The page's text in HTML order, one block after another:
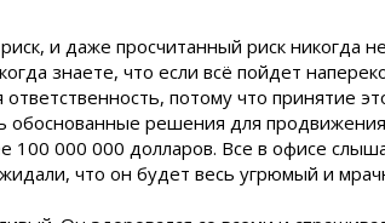
и даже просчитанный риск никогда
знаете, что если всё пойдет
потому что принятие
обоснованные решения для
100 000 000 долларов. Все в офисе
что он будет весь угрюмый и